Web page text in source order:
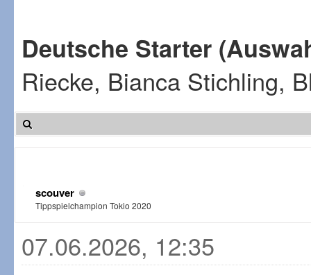
Deutsche Starter
Riecke, Bianca Stichling,
scouver
Tippspielchampion Tokio 2020
07.06.2026, 12:35